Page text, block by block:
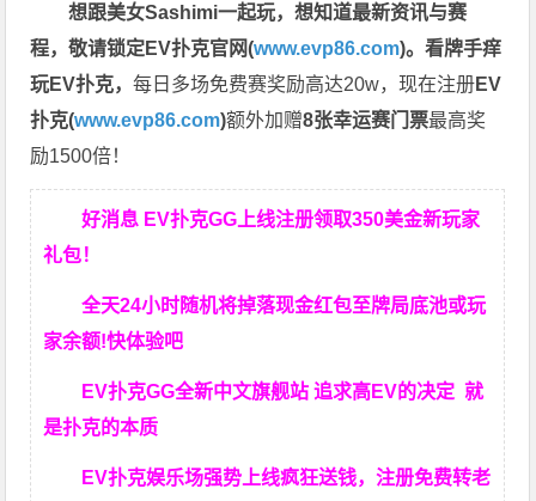
想跟美女Sashimi一起玩，想知道最新资讯与赛
程，敬请锁定EV扑克官网(www.evp86.com)。看牌手痒
玩EV扑克，每日多场免费赛奖励高达20w，现在注册EV
扑克(www.evp86.com)额外加赠8张幸运赛门票最高奖
励1500倍！
好消息 EV扑克GG上线注册领取350美金新玩家
礼包！
全天24小时随机将掉落现金红包至牌局底池或玩
家余额!快体验吧
EV扑克GG全新中文旗舰站 追求高EV的决定就
是扑克的本质
EV扑克娱乐场强势上线疯狂送钱，注册免费转老